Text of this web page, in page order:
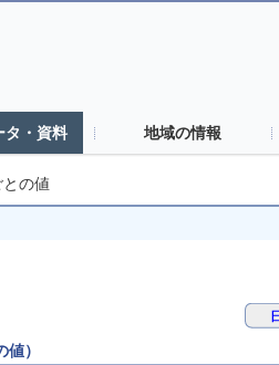
タ・資料 地域の情報
との値
）